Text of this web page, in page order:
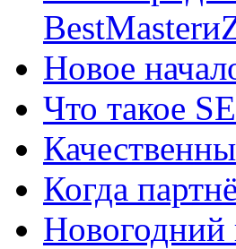
Новое
Что такое
Когда
Новогодний